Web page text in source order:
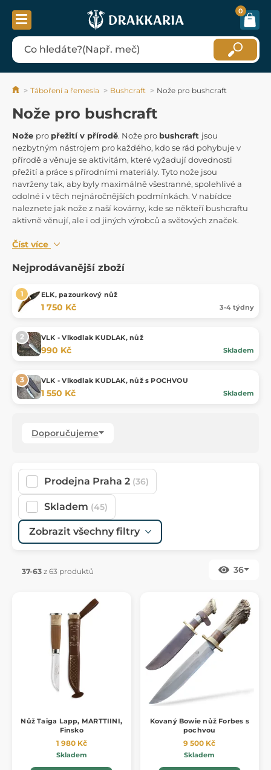
0
Táboření a řemesla Bushcraft Nože pro bushcraft
Nože pro bushcraft
Nože pro přežití v přírodě. Nože pro bushcraft jsou
nezbytným nástrojem pro každého, kdo se rád pohybuje v
přírodě a věnuje se aktivitám, které vyžadují dovednosti
přežití a práce s přírodními materiály. Tyto nože jsou
navrženy tak, aby byly maximálně všestranné, spolehlivé a
odolné i v těch nejnáročnějších podmínkách. V nabídce
naleznete jak nože z naší kovárny, kde se někteří bushcraftu
aktivně věnují, ale i od jiných výrobců a světových značek.
Číst více
Nejprodávanější zboží
ELK, pazourkový nůž
1 750 Kč 3-4 týdny
VLK - Vlkodlak KUDLAK, nůž
990 Kč Skladem
VLK - Vlkodlak KUDLAK, nůž s POCHVOU
1 550 Kč Skladem
Doporučujeme
Prodejna Praha 2 (36)
Skladem (45)
Zobrazit všechny filtry
37-63 z 63 produktů 36
Nůž Taiga Lapp, MARTTIINI,
Finsko
1 980 Kč
Skladem
Kovaný Bowie nůž Forbes s
pochvou
9 500 Kč
Skladem